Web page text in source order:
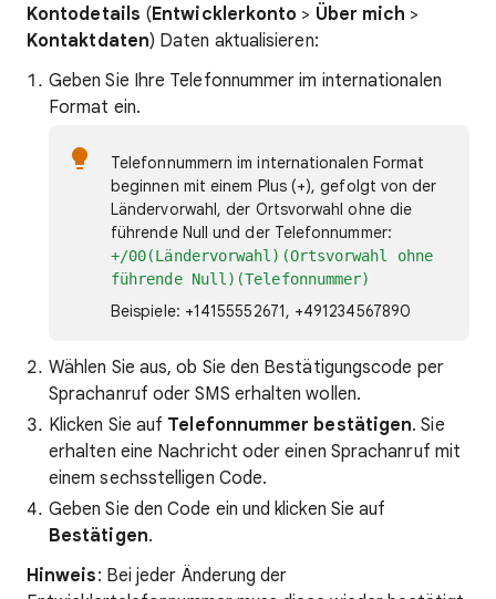
Kontodetails (Entwicklerkonto > Über mich >
Kontaktdaten) Daten aktualisieren:
Geben Sie Ihre Telefonnummer im internationalen
Format ein.
Telefonnummern im internationalen Format
beginnen mit einem Plus (+), gefolgt von der
Ländervorwahl, der Ortsvorwahl ohne die
führende Null und der Telefonnummer:
+/00(Ländervorwahl)(Ortsvorwahl ohne
führende Null)(Telefonnummer)
Beispiele: +14155552671, +491234567890
Wählen Sie aus, ob Sie den Bestätigungscode per
Sprachanruf oder SMS erhalten wollen.
Klicken Sie auf Telefonnummer bestätigen. Sie
erhalten eine Nachricht oder einen Sprachanruf mit
einem sechsstelligen Code.
Geben Sie den Code ein und klicken Sie auf
Bestätigen.
Hinweis: Bei jeder Änderung der